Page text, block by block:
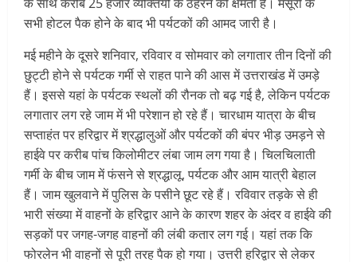
के साथ करीब 25 हजार व्यक्तियों के ठहरने की क्षमता है। मसूरी के
सभी होटल पैक होने के बाद भी पर्यटकों की आमद जारी है।
मई महीने के दूसरे शनिवार, रविवार व सोमवार को लगातार तीन दिनों की
छुट्टी होने से पर्यटक गर्मी से राहत पाने की आस में उत्तराखंड में उमड़े
हैं। इससे यहां के पर्यटक स्थलों की रौनक तो बढ़ गई है, लेकिन पर्यटक
लगातार लग रहे जाम में भी परेशान हो रहे हैं। चारधाम यात्रा के बीच
सप्ताहंत पर हरिद्वार में श्रद्धालुओं और पर्यटकों की बंपर भीड़ उमड़ने से
हाईवे पर करीब पांच किलोमीटर लंबा जाम लग गया है। चिलचिलाती
गर्मी के बीच जाम में फंसने से श्रद्धालू, पर्यटक और आम यात्री बेहाल
हैं। जाम खुलवाने में पुलिस के पसीने छूट रहे हैं। रविवार तड़के से ही
भारी संख्या में वाहनों के हरिद्वार आने के कारण शहर के अंदर व हाईवे की
सड़कों पर जगह-जगह वाहनों की लंबी कतार लग गई। यहां तक कि
फोरलेन भी वाहनों से पूरी तरह पैक हो गया। उत्तरी हरिद्वार से लेकर